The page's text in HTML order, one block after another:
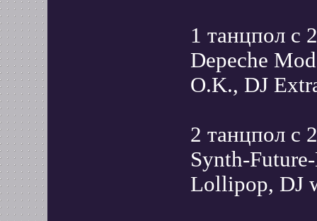
1 танцпол c
Depeche
O.K., DJ
2 танцпол c
Synth-
Lollipop, DJ